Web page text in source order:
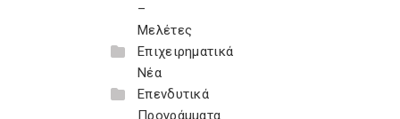
–
Μελέτες
Επιχειρηματικά
Νέα
Επενδυτικά
Προγράμματα